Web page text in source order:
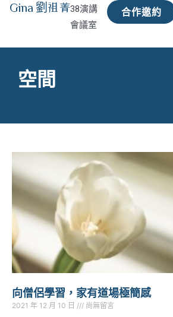
Gina 劉祖菁38演講
會議室
合作邀約
空間
向僧侶學習，家有道場極簡感
2021 年 12 月 10 日 尚無留言